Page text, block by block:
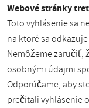
Webové stránky
Toto vyhlásenie sa
na ktoré sa
Nemôžeme zaručiť,
osobnými údajmi
Odporúčame, aby
prečítali vyhlásenie